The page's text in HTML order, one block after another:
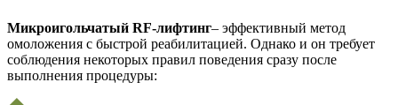
Микроигольчатый RF-лифтинг– эффективный метод
омоложения с быстрой реабилитацией. Однако и он требует
соблюдения некоторых правил поведения сразу после
выполнения процедуры: